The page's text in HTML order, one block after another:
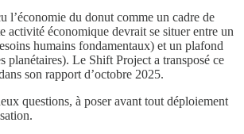
l’économie du donut comme un cadre de
activité économique devrait se situer entre un
humains fondamentaux) et un plafond
planétaires). Le Shift Project a transposé ce
son rapport d’octobre 2025.
questions, à poser avant tout déploiement